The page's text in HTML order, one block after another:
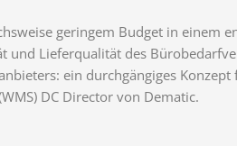
geringem Budget in einem
und Lieferqualität des
ein durchgängiges Konzept
DC Director von Dematic.